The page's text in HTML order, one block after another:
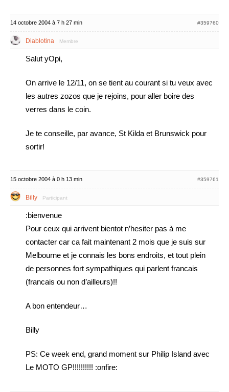
14 octobre 2004 à 7 h 27 min #359760
Diablotina Membre
Salut yOpi,
On arrive le 12/11, on se tient au courant si tu veux avec
les autres zozos que je rejoins, pour aller boire des
verres dans le coin.
Je te conseille, par avance, St Kilda et Brunswick pour
sortir!
15 octobre 2004 à 0 h 13 min #359761
Billy Participant
:bienvenue
Pour ceux qui arrivent bientot n’hesiter pas à me
contacter car ca fait maintenant 2 mois que je suis sur
Melbourne et je connais les bons endroits, et tout plein
de personnes fort sympathiques qui parlent francais
(francais ou non d’ailleurs)!!
A bon entendeur…
Billy
PS: Ce week end, grand moment sur Philip Island avec
Le MOTO GP!!!!!!!!!! :onfire: